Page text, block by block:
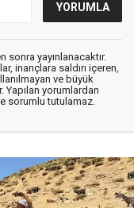
sonra yayınlanacaktır.
inançlara saldırı içeren,
ve büyük
Yapılan yorumlardan
sorumlu tutulamaz.